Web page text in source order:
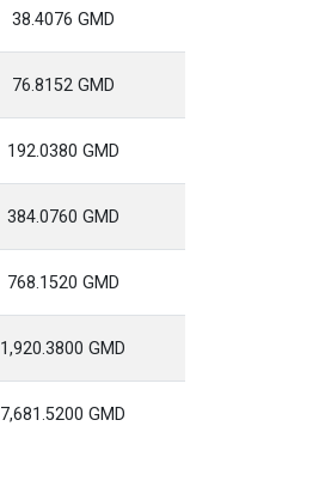
38.4076 GMD
76.8152 GMD
192.0380 GMD
384.0760 GMD
768.1520 GMD
1,920.3800 GMD
7,681.5200 GMD